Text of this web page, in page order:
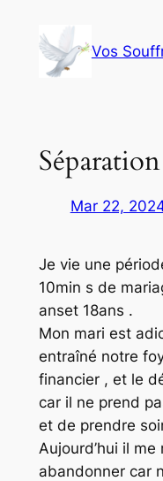
contenu
Vos
Séparation
Mar 22,
Je vie une
10min s de
anset 18ans .
Mon mari est
entraîné notre
financier , et le
car il ne prend
et de prendre
Aujourd’hui il
abandonner car